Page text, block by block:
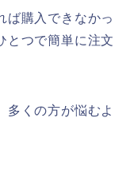
ば購入できなかっ
とつで簡単に注文
多くの方が悩むよ